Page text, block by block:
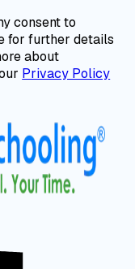
consent to
for further details
about
Privacy Policy